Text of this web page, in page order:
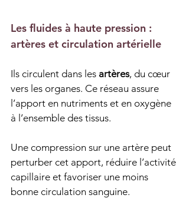
Les fluides à haute pression :
artères et circulation artérielle
Ils circulent dans les artères, du cœur
vers les organes. Ce réseau assure
l’apport en nutriments et en oxygène
à l’ensemble des tissus.
Une compression sur une artère peut
perturber cet apport, réduire l’activité
capillaire et favoriser une moins
bonne circulation sanguine.